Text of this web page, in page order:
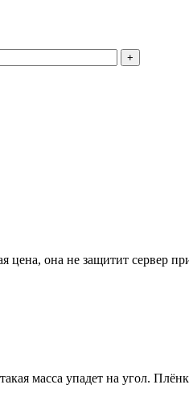
+
она не защитит сервер
масса упадет на угол.